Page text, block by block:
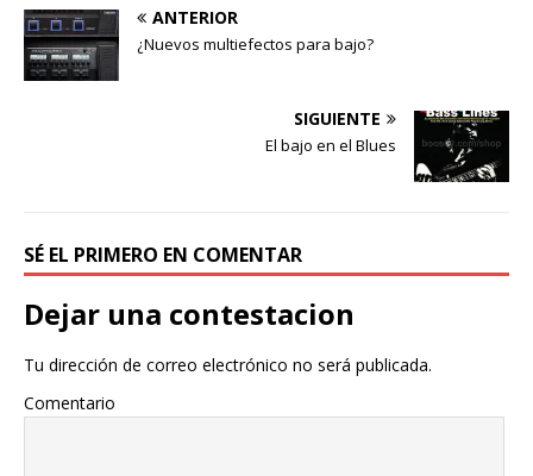
ANTERIOR
¿Nuevos multiefectos para bajo?
SIGUIENTE
El bajo en el Blues
SÉ EL PRIMERO EN COMENTAR
Dejar una contestacion
Tu dirección de correo electrónico no será publicada.
Comentario